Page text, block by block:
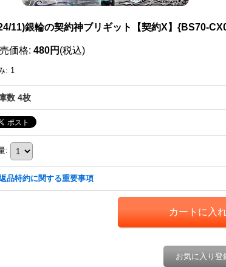
11)銀輪の契約神ブリギット【契約X】{BS70-
価格: 480円 (税込)
: 1
数 4枚
:
品特約に関する重要事項
お気に入り登